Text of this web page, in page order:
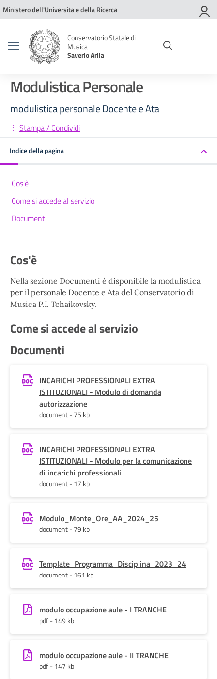
Vai ai contenuti
Vai al menu di navigazione
Vai al footer
Ministero dell'Universita e della Ricerca
Conservatorio Statale di
Musica
Saverio Arlia
Modulistica Personale
modulistica personale Docente e Ata
Stampa / Condividi
Indice della pagina
Cos'è
Come si accede al servizio
Documenti
Cos'è
Nella sezione Documenti è disponibile la modulistica
per il personale Docente e Ata del Conservatorio di
Musica P.I. Tchaikovsky.
Come si accede al servizio
Documenti
INCARICHI PROFESSIONALI EXTRA
ISTITUZIONALI - Modulo di domanda
autorizzazione
document - 75 kb
INCARICHI PROFESSIONALI EXTRA
ISTITUZIONALI - Modulo per la comunicazione
di incarichi professionali
document - 17 kb
Modulo_Monte_Ore_AA_2024_25
document - 79 kb
Template_Programma_Disciplina_2023_24
document - 161 kb
modulo occupazione aule - I TRANCHE
pdf - 149 kb
modulo occupazione aule - II TRANCHE
pdf - 147 kb